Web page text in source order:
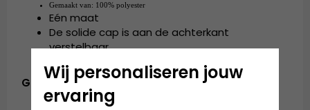
Gemaakt van: 100% polyester
Eén maat
De solide cap is aan de achterkant
verstelbaar.
Gemaakt van:
Wij personaliseren jouw
ervaring